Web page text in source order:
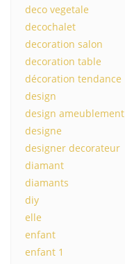
deco vegetale
decochalet
decoration salon
decoration table
décoration tendance
design
design ameublement
designe
designer decorateur
diamant
diamants
diy
elle
enfant
enfant 1